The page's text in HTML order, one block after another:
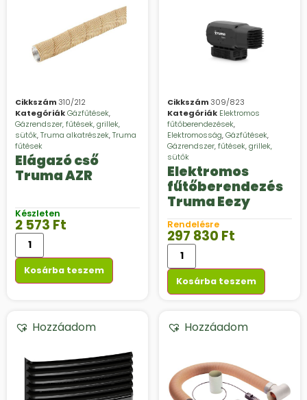
Cikkszám 310/212
KategóriákGázfűtések,
Gázrendszer, fűtések, grillek,
sütők,Truma alkatrészek,Truma
fűtések
Elágazó cső
Truma AZR
Készleten
2 573 Ft
Kosárba teszem
Cikkszám 309/823
Kategóriák Elektromos
fűtőberendezések,
Elektromosság,Gázfűtések,
Gázrendszer, fűtések, grillek,
sütők
Elektromos
fűtőberendezés
Truma Eezy
Rendelésre
297 830 Ft
Kosárba teszem
Hozzáadom Hozzáadom